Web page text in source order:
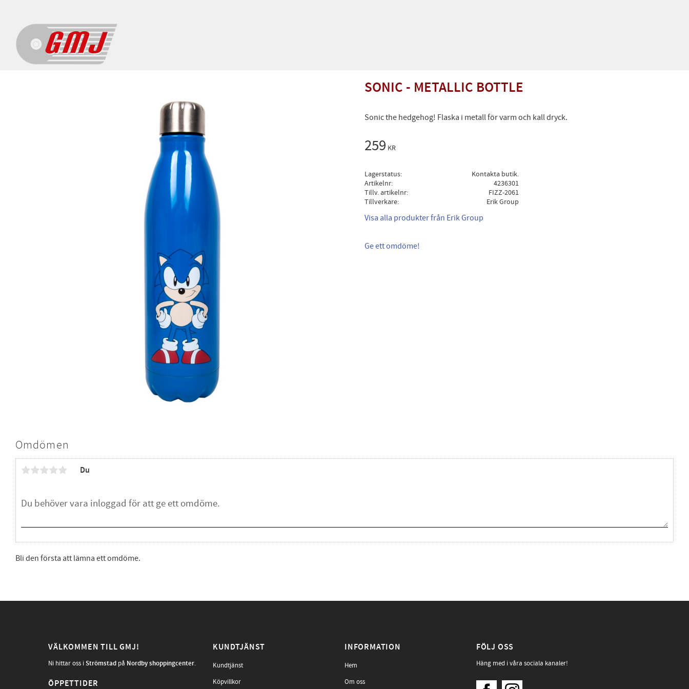
SONIC - METALLIC BOTTLE
Sonic the hedgehog! Flaska i metall för varm och kall dryck.
259 KR
Lagerstatus
Kontakta butik.
Artikelnr
4236301
Tillv. artikelnr
FIZZ-2061
Tillverkare
Erik Group
Visa alla produkter från Erik Group
Ge ett omdöme!
Omdömen
Du
Bli den första att lämna ett omdöme.
VÄLKOMMEN TILL GMJ!
Ni hittar oss iStrömstad på Nordby shoppingcenter.
ÖPPETTIDER
KUNDTJÄNST
Kundtjänst
Köpvillkor
INFORMATION
Hem
Om oss
FÖLJ OSS
Häng med i våra sociala kanaler!